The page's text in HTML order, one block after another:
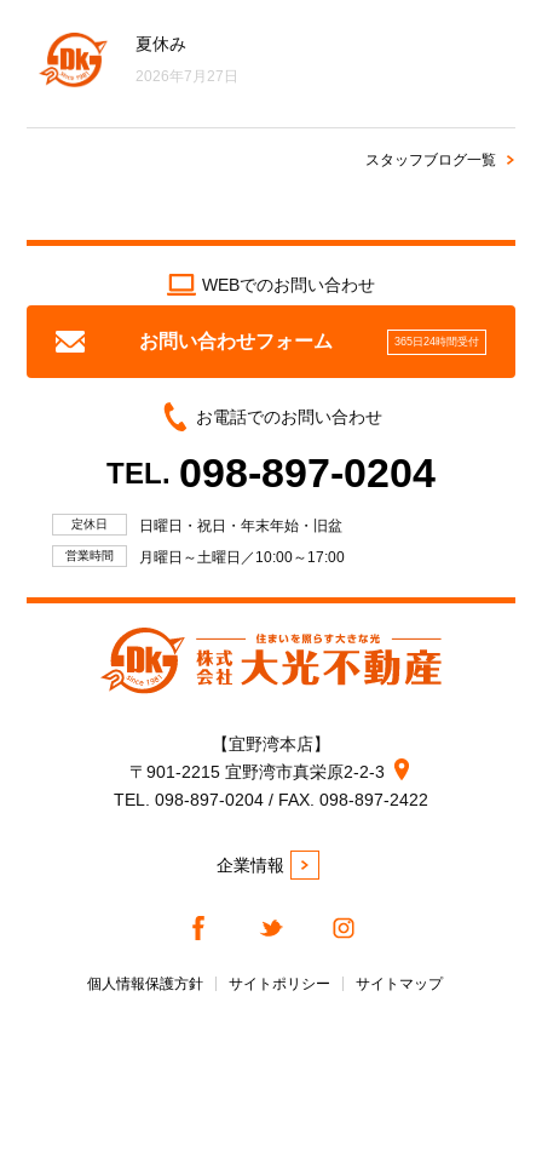
夏休み
2026年7月27日
スタッフブログ一覧
WEBでのお問い合わせ
お問い合わせフォーム 365日24時間受付
お電話でのお問い合わせ
TEL. 098-897-0204
定休日 日曜日・祝日・年末年始・旧盆
営業時間 月曜日～土曜日／10:00～17:00
【宜野湾本店】
〒901-2215 宜野湾市真栄原2-2-3
TEL. 098-897-0204 / FAX. 098-897-2422
企業情報
個人情報保護方針 サイトポリシー サイトマップ